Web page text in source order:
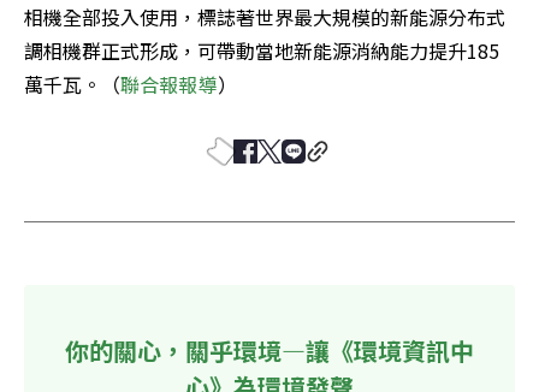
相機全部投入使用，標誌著世界最大規模的新能源分布式
調相機群正式形成，可帶動當地新能源消納能力提升185
萬千瓦。（聯合報報導）
你的關心，關乎環境—讓《環境資訊中